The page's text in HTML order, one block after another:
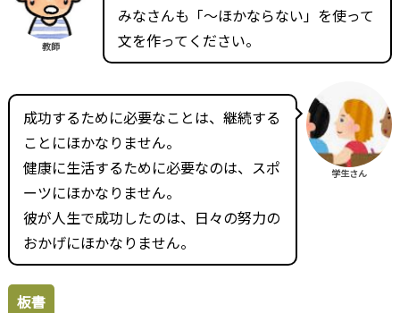
教師
みなさんも「～ほかならない」を使って
文を作ってください。
成功するために必要なことは、継続する
こと にほかなりません。
健康に生活するために必要なのは、スポ
ーツにほかなりません。
彼が人生で成功したのは、日々の努力の
おかげにほかなりません。
学生さん
板書